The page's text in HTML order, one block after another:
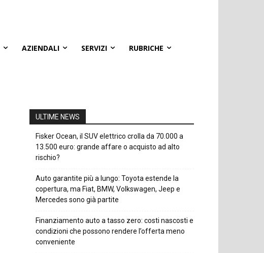
AZIENDALI SERVIZI RUBRICHE
ULTIME NEWS
Fisker Ocean, il SUV elettrico crolla da 70.000 a
13.500 euro: grande affare o acquisto ad alto
rischio?
Auto garantite più a lungo: Toyota estende la
copertura, ma Fiat, BMW, Volkswagen, Jeep e
Mercedes sono già partite
Finanziamento auto a tasso zero: costi nascosti e
condizioni che possono rendere l’offerta meno
conveniente